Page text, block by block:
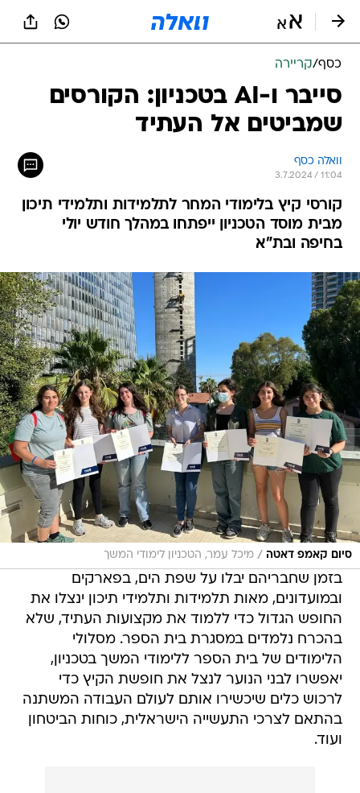
כסף/קריירה
סייבר ו-AI בטכניון: הקורסים
שמביטים אל העתיד
וואלה כסף
3.7.2024 / 11:04
קורסי קיץ בלימודי המחר לתלמידות ותלמידי תיכון
מבית מוסד הטכניון ייפתחו במהלך חודש יולי
בחיפה ובת"א
סיום קאמפ דאטה / מיכל עמר, הטכניון לימודי המשך
בזמן שחבריהם יבלו על שפת הים, בפארקים
ובמועדונים, מאות תלמידות ותלמידי תיכון ינצלו את
החופש הגדול כדי ללמוד את מקצועות העתיד, שלא
בהכרח נלמדים במסגרת בית הספר. מסלולי
הלימודים של בית הספר ללימודי המשך בטכניון,
יאפשרו לבני הנוער לנצל את חופשת הקיץ כדי
לרכוש כלים שיכשירו אותם לעולם העבודה המשתנה
בהתאם לצרכי התעשייה הישראלית, כוחות הביטחון
ועוד.